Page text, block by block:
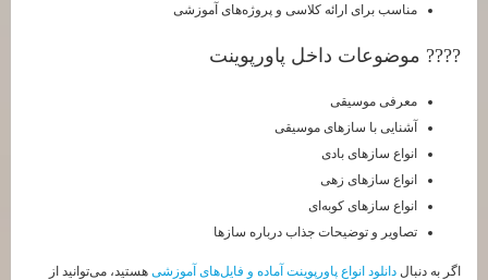
مناسب برای ارائه کلاسی و پروژه‌های آموزشی
???? موضوعات داخل پاورپوینت
معرفی موسیقی
آشنایی با سازهای موسیقی
انواع سازهای بادی
انواع سازهای زهی
انواع سازهای کوبه‌ای
تصاویر و توضیحات جذاب درباره سازها
اگر به دنبال دانلود انواع پاورپوینت آماده و فایل‌های آموزشی هستید، می‌توانید از